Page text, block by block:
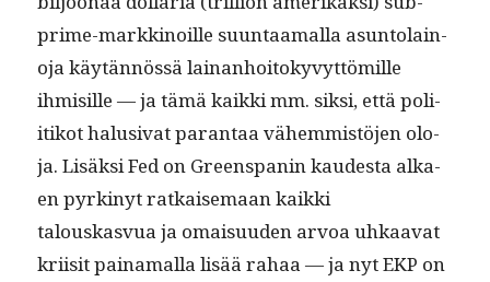
prime-markki­noille suun­taa­mal­la asun­to­lain­
o­ja käytän­nössä lainan­hoitokyvyt­tömille
ihmisille — ja tämä kaik­ki mm. sik­si, että poli­
itikot halu­si­vat paran­taa vähem­mistö­jen olo­
ja. Lisäk­si Fed on Greenspanin kaud­es­ta alka­
en pyrkinyt ratkaise­maan kaik­ki
talouskasvua ja omaisu­u­den arvoa uhkaa­vat
kri­isit paina­mal­la lisää rahaa — ja nyt EKP on